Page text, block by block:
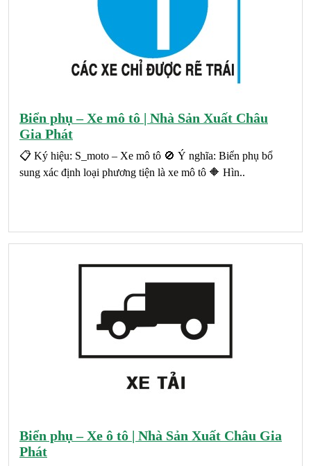
Biển phụ – Xe mô tô | Nhà Sản Xuất Châu
Gia Phát
📋 Ký hiệu: S_moto – Xe mô tô 🚫 Ý nghĩa: Biển phụ bổ
sung xác định loại phương tiện là xe mô tô 🔶 Hìn..
Biển phụ – Xe ô tô | Nhà Sản Xuất Châu Gia
Phát